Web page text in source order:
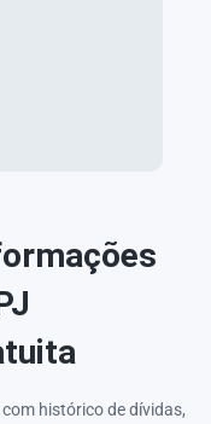
histórico de dívidas,